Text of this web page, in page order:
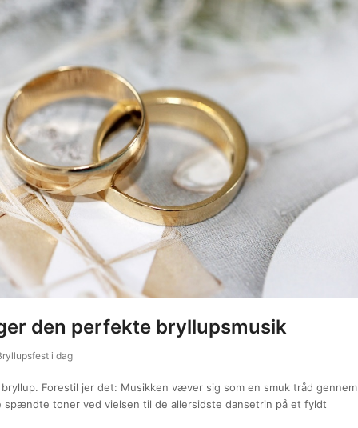
den perfekte bryllupsmusik
i dag
Forestil jer det: Musikken væver sig som en smuk tråd gennem
toner ved vielsen til de allersidste dansetrin på et fyldt